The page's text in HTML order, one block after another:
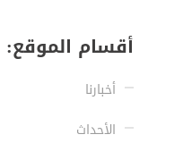
أقسام الموقع:
أخبارنا
الأحداث